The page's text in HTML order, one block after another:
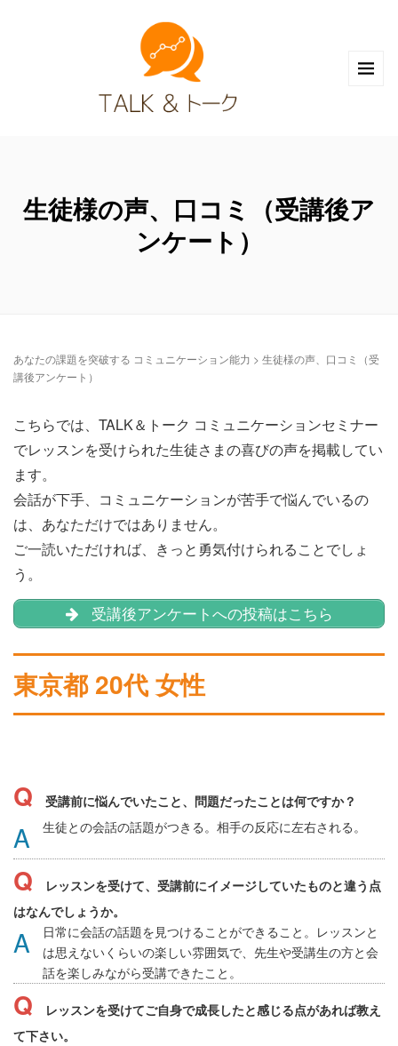
生徒様の声、口コミ（受講後ア
ンケート）
あなたの課題を突破する コミュニケーション能力 > 生徒様の声、口コミ（受
講後アンケート）
こちらでは、TALK＆トーク コミュニケーションセミナー
でレッスンを受けられた生徒さまの喜びの声を掲載してい
ます。
会話が下手、コミュニケーションが苦手で悩んでいるの
は、あなただけではありません。
ご一読いただければ、きっと勇気付けられることでしょ
う。
受講後アンケートへの投稿はこちら
東京都 20代 女性
受講前に悩んでいたこと、問題だったことは何ですか？
生徒との会話の話題がつきる。相手の反応に左右される。
レッスンを受けて、受講前にイメージしていたものと違う点
はなんでしょうか。
日常に会話の話題を見つけることができること。レッスンと
は思えないくらいの楽しい雰囲気で、先生や受講生の方と会
話を楽しみながら受講できたこと。
レッスンを受けてご自身で成長したと感じる点があれば教え
て下さい。